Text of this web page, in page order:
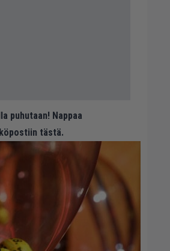
puhutaan! Nappaa
tästä.